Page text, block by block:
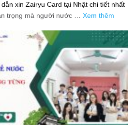
xin Zairyu Card tại Nhật chi tiết nhất
trọng mà người nước … Xem thêm